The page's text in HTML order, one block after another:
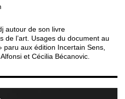
autour de son livre
de l’art. Usages du document au
aux édition Incertain Sens,
et Cécilia Bécanovic.